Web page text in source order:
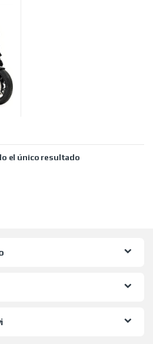
el único resultado